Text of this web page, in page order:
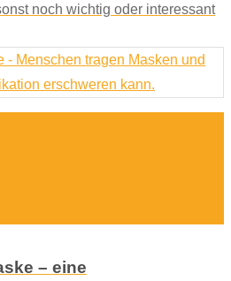
noch wichtig oder interessant
– eine